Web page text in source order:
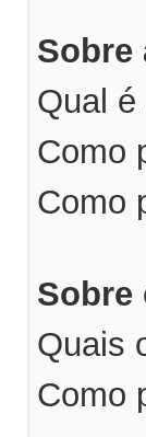
Sobre
Qual
Como
Como
Quais
Como